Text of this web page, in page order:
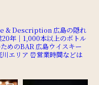
& Description 広島の隠れ
20年｜1,000本以上のボトル
めのBAR 広島ウイスキー
川エリア ⏰営業時間などは